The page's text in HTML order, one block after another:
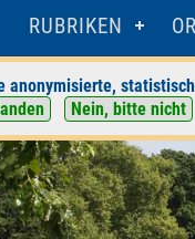
RUBRIKEN
anonymisierte,
Nein, bitte nicht